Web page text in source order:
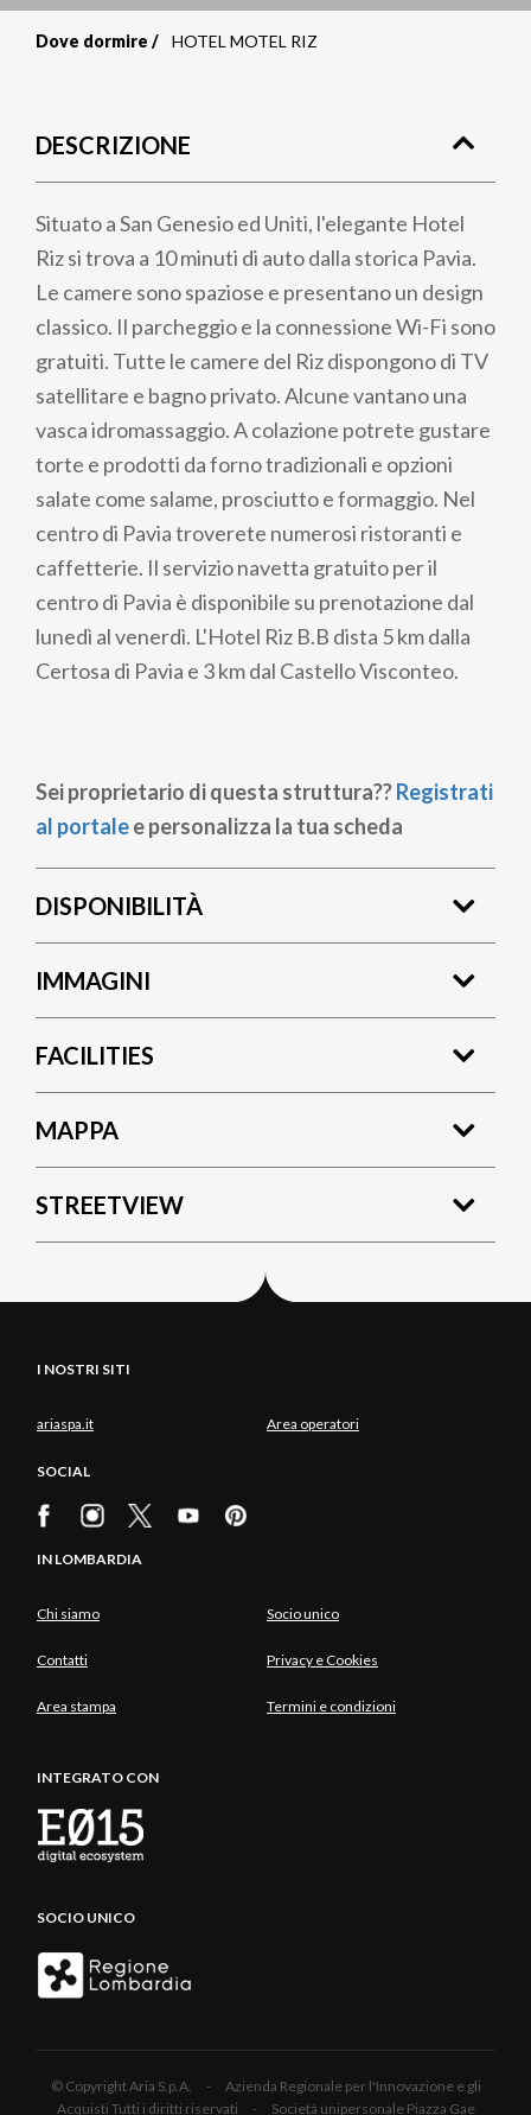
pane
Dove dormire HOTEL MOTEL RIZ
DESCRIZIONE
Situato a San Genesio ed Uniti, l'elegante Hotel
Riz si trova a 10 minuti di auto dalla storica Pavia.
Le camere sono spaziose e presentano un design
classico. Il parcheggio e la connessione Wi-Fi sono
gratuiti. Tutte le camere del Riz dispongono di TV
satellitare e bagno privato. Alcune vantano una
vasca idromassaggio. A colazione potrete gustare
torte e prodotti da forno tradizionali e opzioni
salate come salame, prosciutto e formaggio. Nel
centro di Pavia troverete numerosi ristoranti e
caffetterie. Il servizio navetta gratuito per il
centro di Pavia è disponibile su prenotazione dal
lunedì al venerdì. L'Hotel Riz B.B dista 5 km dalla
Certosa di Pavia e 3 km dal Castello Visconteo.
Sei proprietario di questa struttura??Registrati
al portalee personalizza la tua scheda
DISPONIBILITÀ
IMMAGINI
FACILITIES
MAPPA
STREETVIEW
I NOSTRI SITI
ariaspa.it Area operatori
SOCIAL
IN LOMBARDIA
Chi siamo Socio unico
Contatti Privacy e Cookies
Area stampa Termini e condizioni
INTEGRATO CON
SOCIO UNICO
© Copyright Aria S.p.A. - Azienda Regionale per l'Innovazione e gli
Acquisti Tutti i diritti riservati - Società unipersonale Piazza Gae